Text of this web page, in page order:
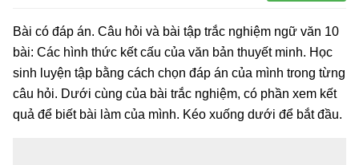
Bài có đáp án. Câu hỏi và bài tập trắc nghiệm ngữ văn 10
bài: Các hình thức kết cấu của văn bản thuyết minh. Học
sinh luyện tập bằng cách chọn đáp án của mình trong từng
câu hỏi. Dưới cùng của bài trắc nghiệm, có phần xem kết
quả để biết bài làm của mình. Kéo xuống dưới để bắt đầu.